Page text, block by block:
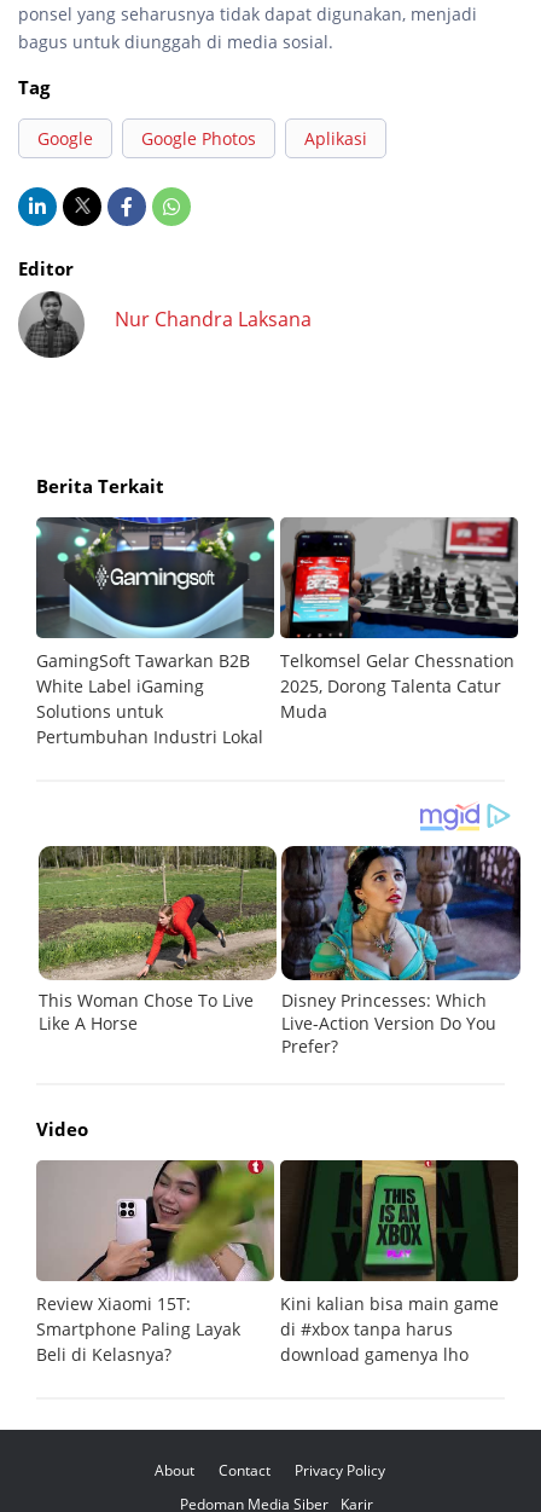
ponsel yang seharusnya tidak dapat digunakan, menjadi
bagus untuk diunggah di media sosial.
Tag
Google Google Photos Aplikasi
Editor
Nur Chandra Laksana
Berita Terkait
GamingSoft Tawarkan B2B
White Label iGaming
Solutions untuk
Pertumbuhan Industri Lokal
Telkomsel Gelar Chessnation
2025, Dorong Talenta Catur
Muda
Video
Review Xiaomi 15T:
Smartphone Paling Layak
Beli di Kelasnya?
Kini kalian bisa main game
di #xbox tanpa harus
download gamenya lho
About Contact
Privacy Policy
Pedoman Media Siber
Karir